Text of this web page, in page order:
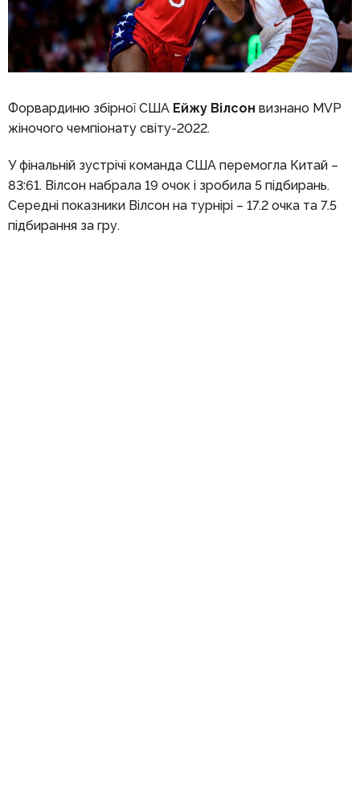
Форвардиню збірної США Ейжу Вілсон визнано MVP
жіночого чемпіонату світу-2022.
У фінальній зустрічі команда США перемогла Китай –
83:61. Вілсон набрала 19 очок і зробила 5 підбирань.
Середні показники Вілсон на турнірі – 17.2 очка та 7.5
підбирання за гру.